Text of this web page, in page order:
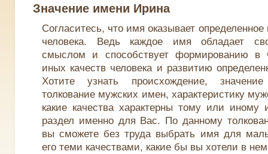
Значение имени Ирина
Согласитесь, что имя оказывает
человека. Ведь каждое имя обладает
смыслом и способствует формированию в
иных качеств человека и развитию
Хотите узнать происхождение,
толкование мужских имен, характеристику
какие качества характерны тому или иному
раздел именно для Вас. По данному
вы сможете без труда выбрать имя для
его теми качествами, какие бы вы хотели в